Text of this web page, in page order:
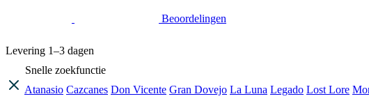
Beoordelingen
Levering 1–3 dagen
Snelle zoekfunctie
Atanasio Cazcanes Don Vicente Gran Dovejo La Luna Legado Lost Lore